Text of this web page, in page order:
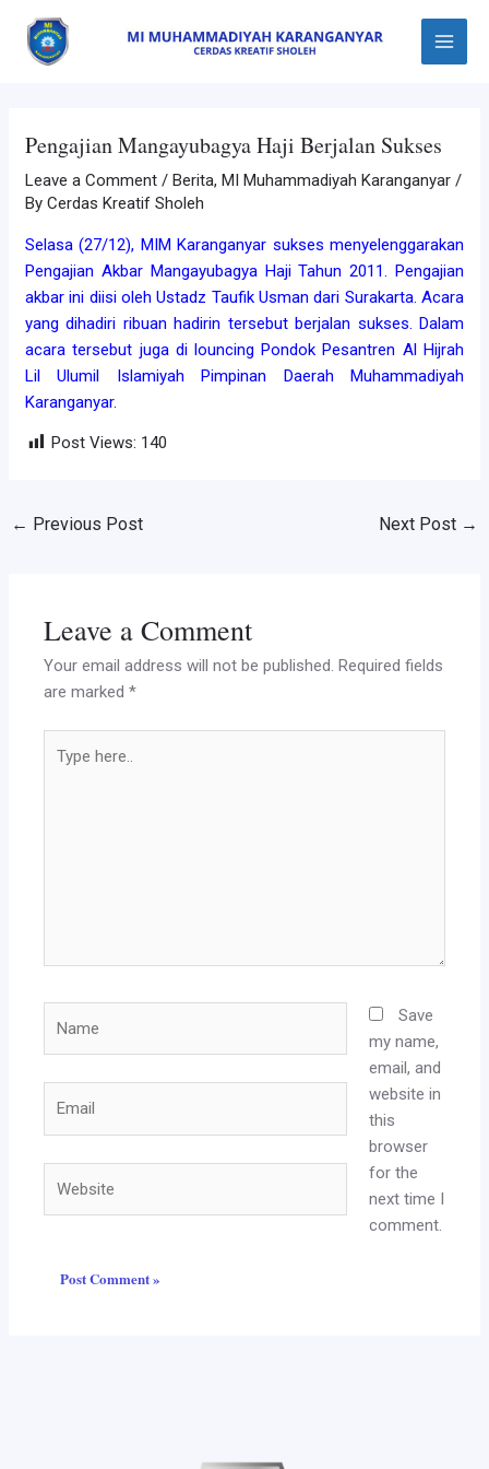
content
Main
Menu
Pengajian Mangayubagya Haji Berjalan Sukses
Leave a Comment /Berita,MI Muhammadiyah Karanganyar /
ByCerdas Kreatif Sholeh
Selasa (27/12), MIM Karanganyar sukses menyelenggarakan
Pengajian Akbar Mangayubagya Haji Tahun 2011. Pengajian
akbar ini diisi oleh Ustadz Taufik Usman dari Surakarta. Acara
yang dihadiri ribuan hadirin tersebut berjalan sukses. Dalam
acara tersebut juga di louncing Pondok Pesantren Al Hijrah
Lil Ulumil Islamiyah Pimpinan Daerah Muhammadiyah
Karanganyar.
Post Views: 140
navigation
← Previous Post Next Post →
Leave a Comment
Your email address will not be published. Required fields
are marked*
here..
Save
my name,
email, and
website in
this
browser
for the
next time I
comment.